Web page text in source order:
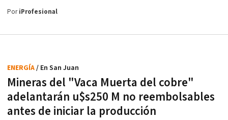
PoriProfesional
Mineras del "Vaca Muerta del cobre"
adelantarán u$s250 M no reembolsables
antes de iniciar la producción
ENERGÍA/ En San Juan